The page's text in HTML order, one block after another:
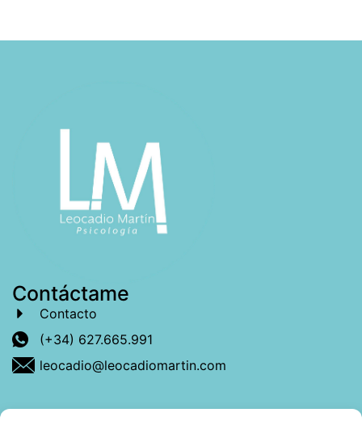
Contáctame
Contacto
(+34) 627.665.991
leocadio@leocadiomartin.com